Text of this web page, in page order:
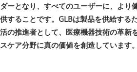
ダーとなり、すべてのユーザーに、より
供することです。GLBは製品を供給する
活の推進者として、医療機器技術の革新
スケア分野に真の価値を創造しています。